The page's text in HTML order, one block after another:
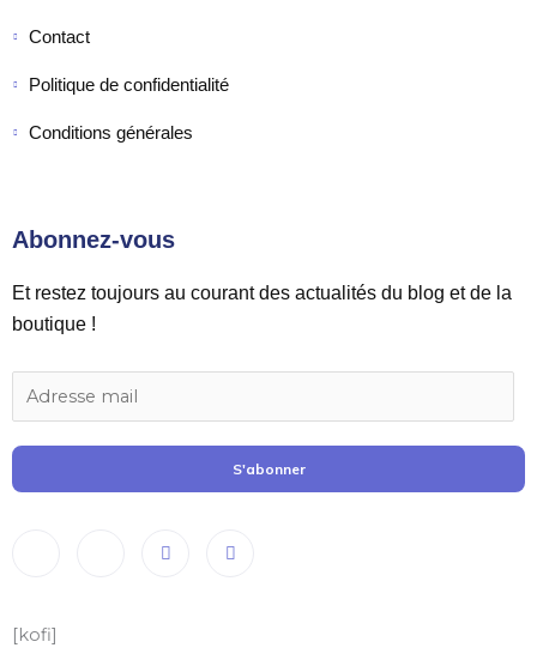
Contact
Politique de confidentialité
Conditions générales
Abonnez-vous
Et restez toujours au courant des actualités du blog et de la
boutique !
S'abonner
[kofi]